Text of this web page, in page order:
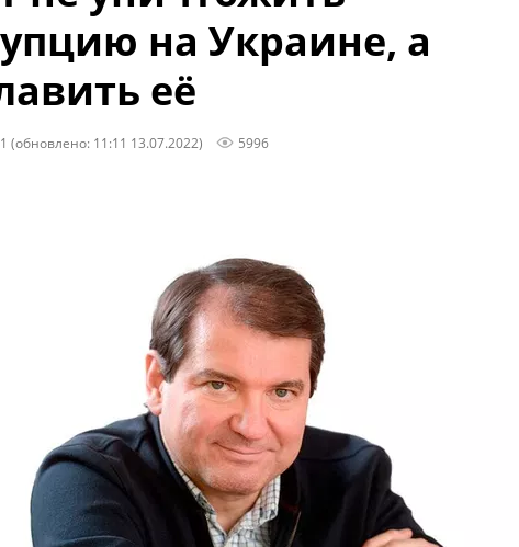
на Украине, а
её
(обновлено: 11:11 13.07.2022) 5996